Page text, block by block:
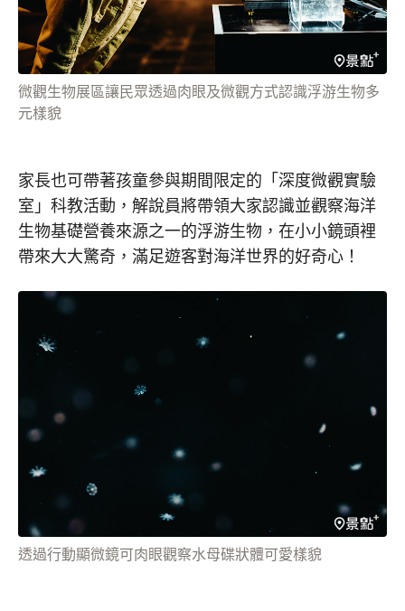
微觀生物展區讓民眾透過肉眼及微觀方式認識浮游生物多
元樣貌
家長也可帶著孩童參與期間限定的「深度微觀實驗
室」科教活動，解說員將帶領大家認識並觀察海洋
生物基礎營養來源之一的浮游生物，在小小鏡頭裡
帶來大大驚奇，滿足遊客對海洋世界的好奇心！
透過行動顯微鏡可肉眼觀察水母碟狀體可愛樣貌